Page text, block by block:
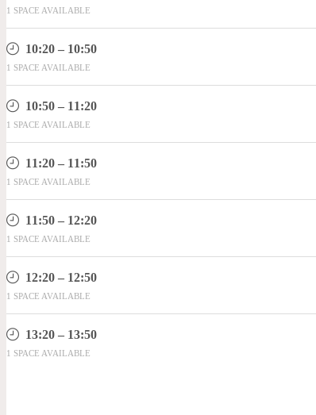
1 SPACE AVAILABLE
10:20 – 10:50
1 SPACE AVAILABLE
10:50 – 11:20
1 SPACE AVAILABLE
11:20 – 11:50
1 SPACE AVAILABLE
11:50 – 12:20
1 SPACE AVAILABLE
12:20 – 12:50
1 SPACE AVAILABLE
13:20 – 13:50
1 SPACE AVAILABLE